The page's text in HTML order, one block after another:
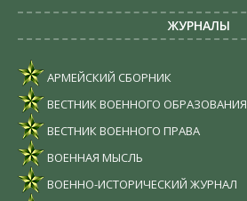
ЖУРНАЛЫ
АРМЕЙСКИЙ СБОРНИК
ВЕСТНИК ВОЕННОГО ОБРАЗОВАНИЯ
ВЕСТНИК ВОЕННОГО ПРАВА
ВОЕННАЯ МЫСЛЬ
ВОЕННО-ИСТОРИЧЕСКИЙ ЖУРНАЛ